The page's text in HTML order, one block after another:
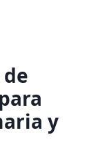
y